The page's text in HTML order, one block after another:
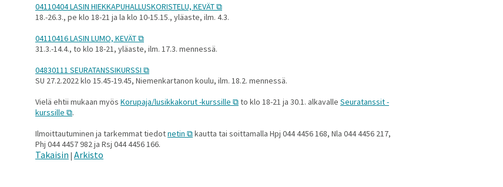
04110404 LASIN HIEKKAPUHALLUSKORISTELU, KEVÄT
18.-26.3., pe klo 18-21 ja la klo 10-15.15., yläaste, ilm. 4.3.
04110416 LASIN LUMO, KEVÄT
31.3.-14.4., to klo 18-21, yläaste, ilm. 17.3. mennessä.
04830111 SEURATANSSIKURSSI
SU 27.2.2022 klo 15.45-19.45, Niemenkartanon koulu, ilm. 18.2. mennessä.
Vielä ehtii mukaan myös Korupaja/lusikkakorut -kurssille to klo 18-21 ja 30.1. alkavalle Seuratanssit -
kurssille
.
Ilmoittautuminen ja tarkemmat tiedotnetin
kautta tai soittamalla Hpj 044 4456 168, Nla 044 4456 217,
Phj 044 4457 982 ja Rsj 044 4456 166.
Takaisin | Arkisto